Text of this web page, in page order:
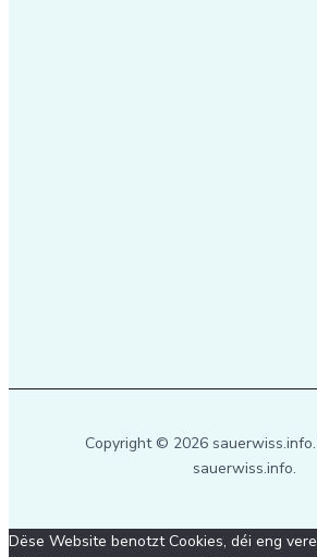
Copyright © 2026
sauerwiss.info.
Dëse Website benotzt Cookies, déi eng